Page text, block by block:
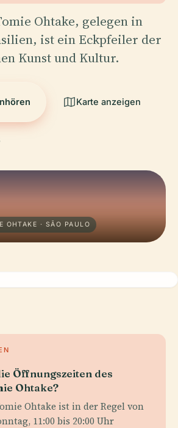
Ohtake, gelegen in
ist ein Eckpfeiler der
Kunst und Kultur.
Karte anzeigen
OHTAKE · SÃO PAULO
Öffnungszeiten des
Ohtake?
Ohtake ist in der Regel von
11:00 bis 20:00 Uhr